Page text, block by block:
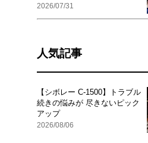
2026/07/31
人気記事
【シボレー C-1500】トラブル
続きの悩みが 尽きないピック
アップ
2026/08/06